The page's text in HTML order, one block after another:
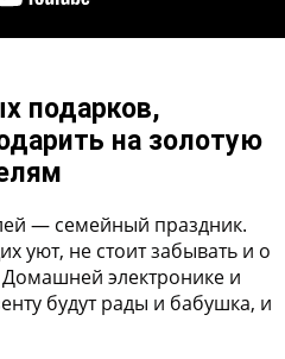
подарков,
на золотую
— семейный праздник.
уют, не стоит забывать и о
электронике и
будут рады и бабушка, и